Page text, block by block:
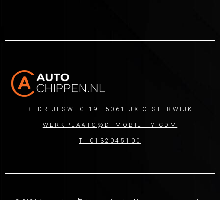
BEDRIJFSWEG 19, 5061 JX OISTERWIJK
WERKPLAATS@DTMOBILITY.COM
T. 0132045100